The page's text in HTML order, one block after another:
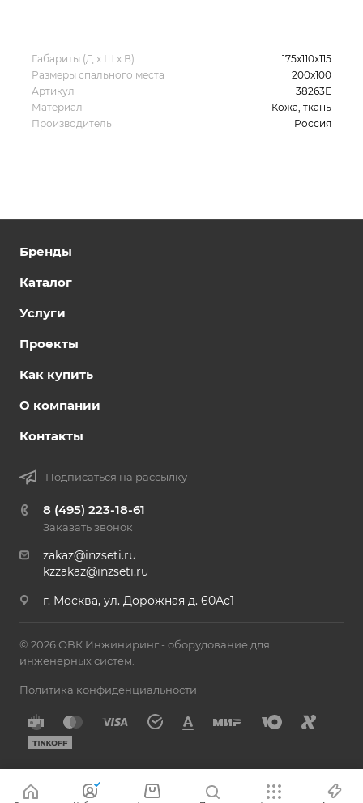
Габариты (Д х Ш х В)
175x110x115
Размеры спального места
200x100
Артикул
38263Е
Материал
Кожа, ткань
Производитель
Россия
Бренды
Каталог
Услуги
Проекты
Как купить
О компании
Контакты
Подписаться на рассылку
8 (495) 223-18-61
Заказать звонок
zakaz@inzseti.ru
kzzakaz@inzseti.ru
г. Москва, ул. Дорожная д. 60Ас1
© 2026 ОВК Инжиниринг - оборудование для
инженерных систем.
Политика конфиденциальности